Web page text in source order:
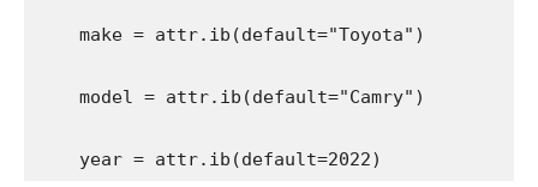
    make = attr.ib(default="Toyota")
    model = attr.ib(default="Camry")
    year = attr.ib(default=2022)